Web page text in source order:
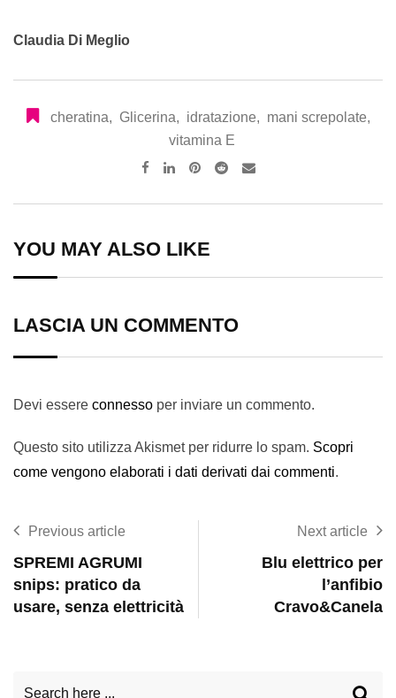
Claudia Di Meglio
cheratina, Glicerina, idratazione, mani screpolate,
vitamina E
Pinterest
RedditShare
YOU MAY ALSO LIKE
LASCIA UN COMMENTO
Devi essere connesso per inviare un commento.
Questo sito utilizza Akismet per ridurre lo spam. Scopri
come vengono elaborati i dati derivati dai commenti.
Previous article
SPREMI AGRUMI
snips: pratico da
usare, senza elettricità
Next article
Blu elettrico per
l’anfibio
Cravo&Canela